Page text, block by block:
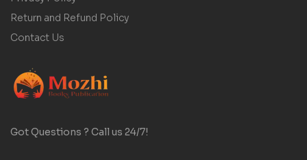
Return and Refund Policy
Contact Us
Got Questions ? Call us 24/7!